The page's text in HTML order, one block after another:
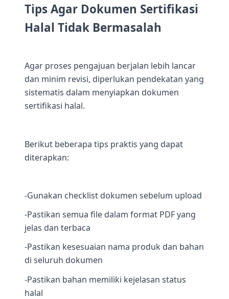
Tips Agar Dokumen Sertifikasi
Halal Tidak Bermasalah
Agar proses pengajuan berjalan lebih lancar
dan minim revisi, diperlukan pendekatan yang
sistematis dalam menyiapkan dokumen
sertifikasi halal.
Berikut beberapa tips praktis yang dapat
diterapkan:
-Gunakan checklist dokumen sebelum upload
-Pastikan semua file dalam format PDF yang
jelas dan terbaca
-Pastikan kesesuaian nama produk dan bahan
di seluruh dokumen
-Pastikan bahan memiliki kejelasan status
halal